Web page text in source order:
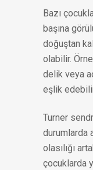
Bazı
başına
doğuştan
olabilir.
delik veya
eşlik
Turner
durumlarda
olasılığı
çocuklarda